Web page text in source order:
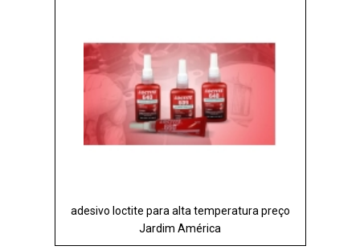
adesivo loctite para alta temperatura preço
Jardim América